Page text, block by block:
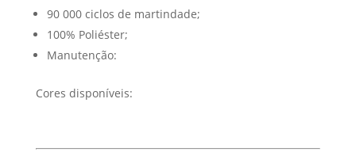
90 000 ciclos de martindade;
100% Poliéster;
Manutenção:
Cores disponíveis: